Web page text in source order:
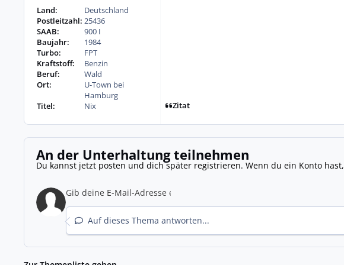
Land:
Deutschland
Postleitzahl: 25436
SAAB:
900 I
Baujahr:
1984
Turbo:
FPT
Kraftstoff:
Benzin
Beruf:
Wald
Ort:
U-Town bei
Hamburg
Titel:
Nix Zitat
An der Unterhaltung teilnehmen
Du kannst jetzt posten und dich später registrieren. Wenn du ein Konto hast,
Auf dieses Thema antworten...